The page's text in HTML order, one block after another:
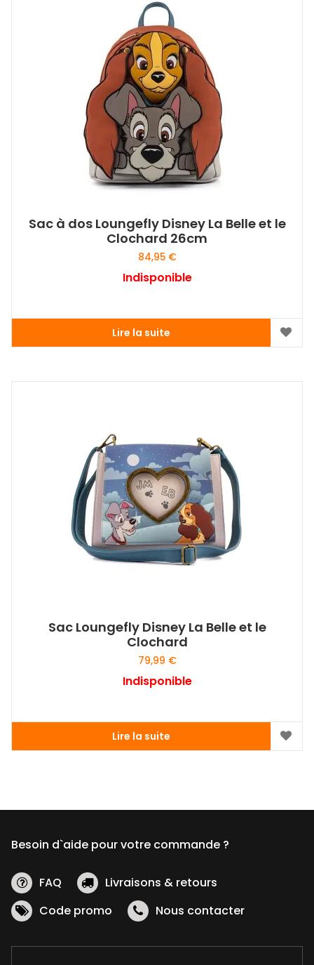
Sac à dos Loungefly Disney La Belle et le
Clochard 26cm
84,95 €
Indisponible
Lire la suite
Sac Loungefly Disney La Belle et le
Clochard
79,99 €
Indisponible
Lire la suite
Besoin d`aide pour votre commande ?
FAQ
Livraisons & retours
Code promo
Nous contacter